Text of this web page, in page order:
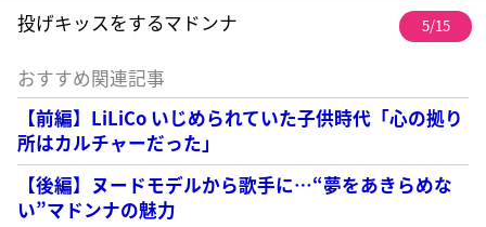
投げキッスをするマドンナ 5/15
おすすめ関連記事
【前編】LiLiCo いじめられていた子供時代「心の拠り
所はカルチャーだった」
【後編】ヌードモデルから歌手に…“夢をあきらめな
い”マドンナの魅力